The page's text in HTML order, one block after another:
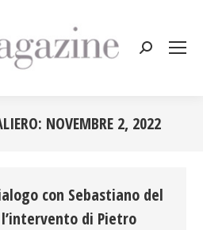
Cerca:
NOVEMBRE 2, 2022
con Sebastiano del
di Pietro